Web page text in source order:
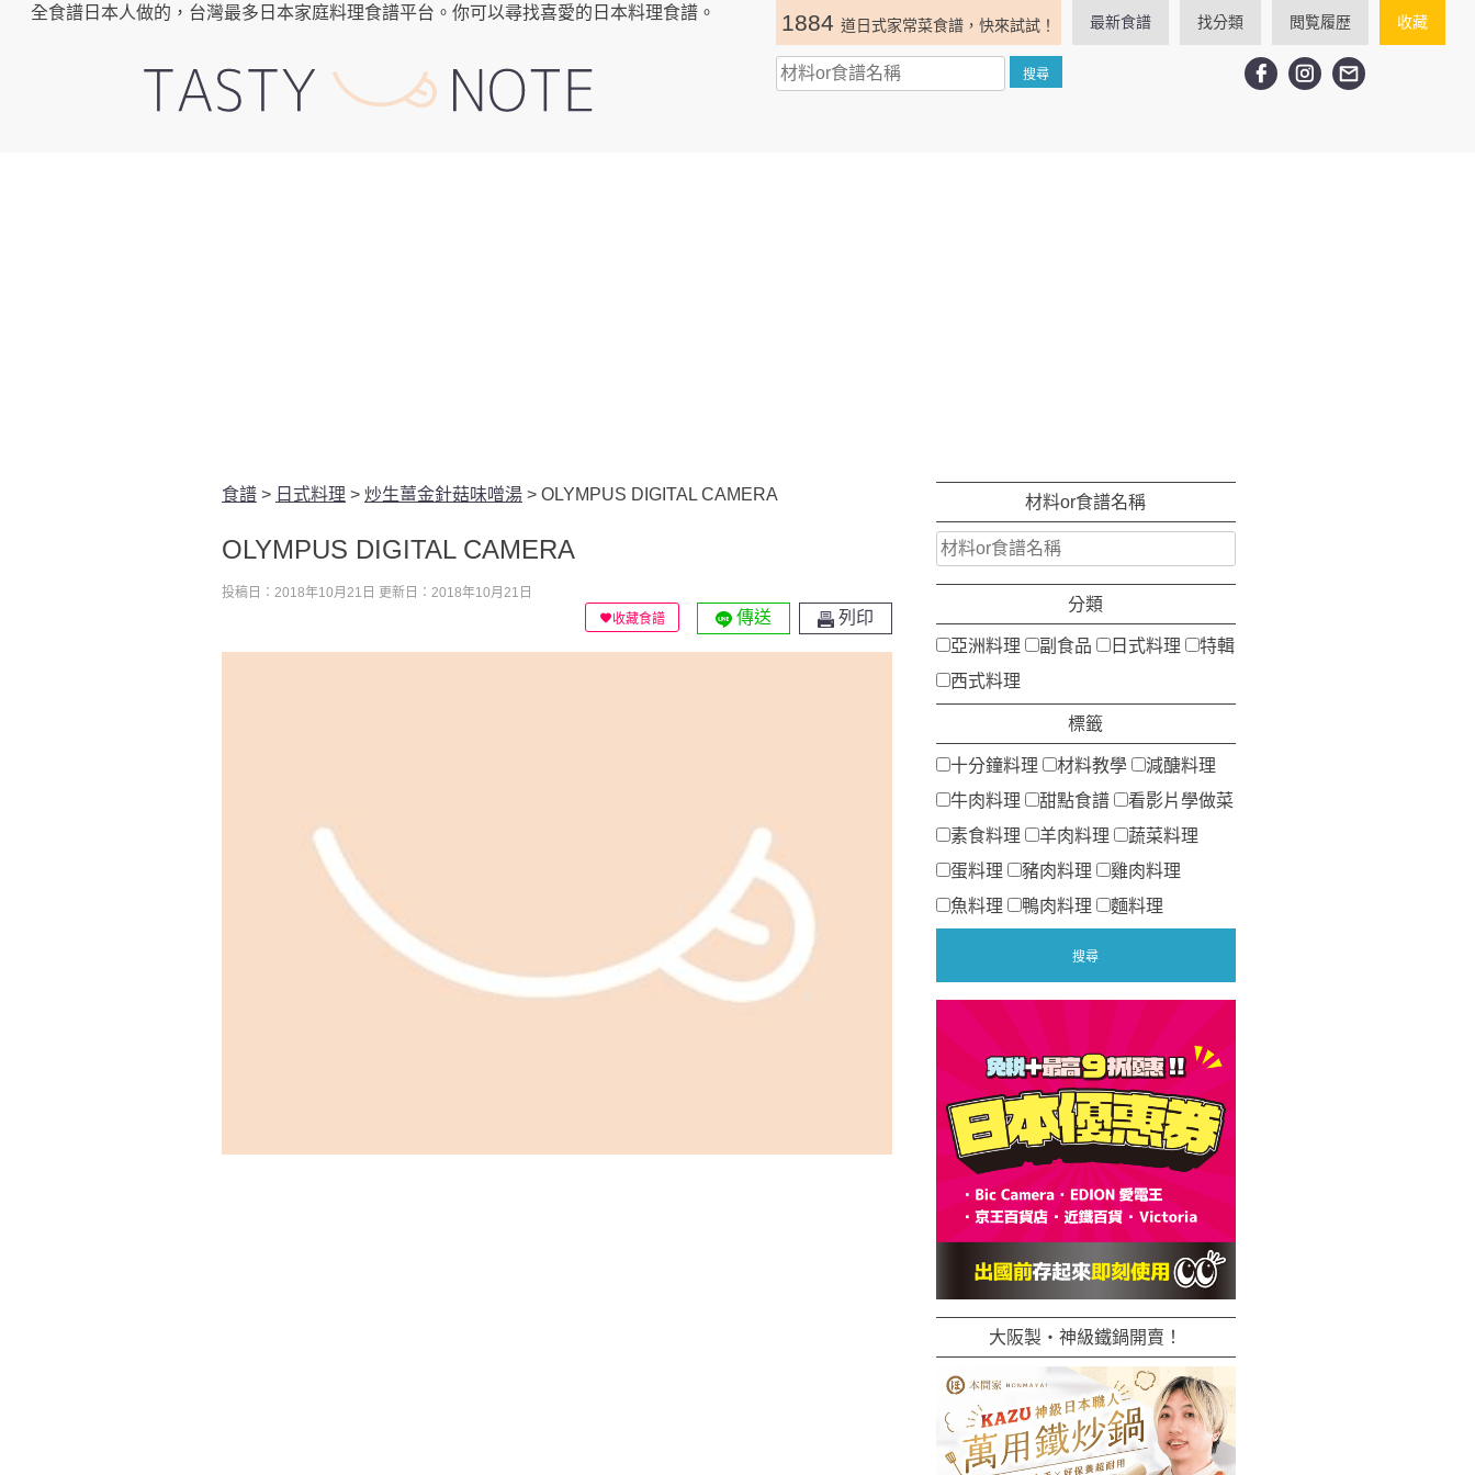
全食譜日本人做的，台灣最多日本家庭料理食譜平台。你可以尋找喜愛的日本料理食譜。 1884 道日式家常菜食譜，快來試試！ 最新食譜 找分類 閲覧履歴 收藏
食譜 > 日式料理 > 炒生薑金針菇味噌湯 > OLYMPUS DIGITAL CAMERA
OLYMPUS DIGITAL CAMERA
投稿日：2018年10月21日 更新日：2018年10月21日
收藏食譜
傳送 列印
材料or食譜名稱
分類
亞洲料理 副食品 日式料理
特輯
西式料理
標籤
十分鐘料理 材料教學
減醣料理
牛肉料理
甜點食譜
看影片學做菜
素食料理
羊肉料理
蔬菜料理
蛋料理
豬肉料理
雞肉料理
魚料理
鴨肉料理 麵料理
大阪製・神級鐵鍋開賣！